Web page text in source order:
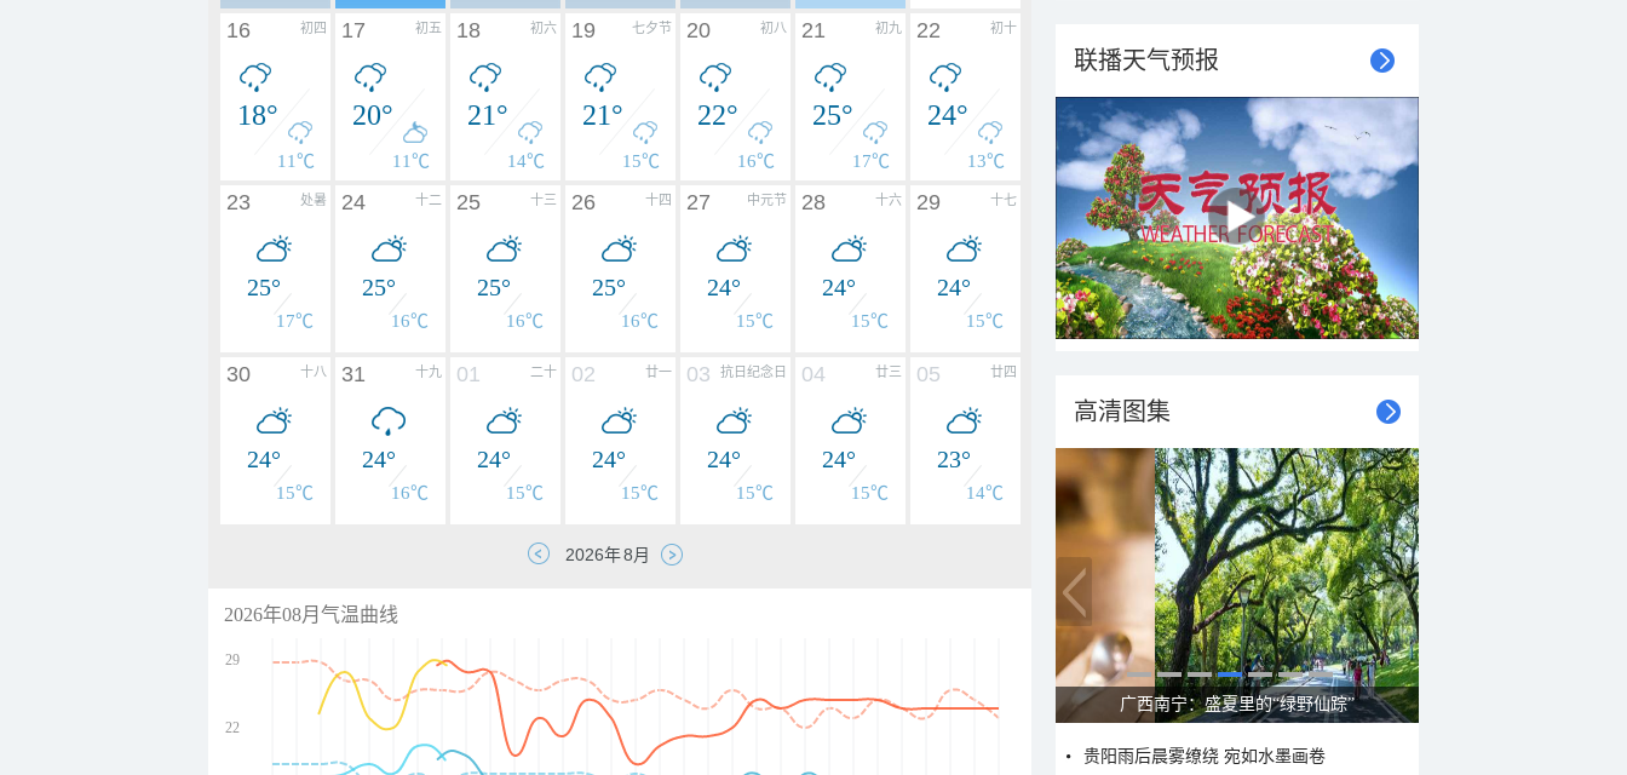
初四
16
18°
11℃
初五
17
20°
11℃
初六
18
21°
14℃
七夕节
19
21°
15℃
初八
20
22°
16℃
初九
21
25°
17℃
初十
22
24°
13℃
处暑
23
25°
17℃
十二
24
25°
16℃
十三
25
25°
16℃
十四
26
25°
16℃
中元节
27
24°
15℃
十六
28
24°
15℃
十七
29
24°
15℃
十八
30
24°
15℃
十九
31
24°
16℃
二十
01
24°
15℃
廿一
02
24°
15℃
抗日纪念日
03
24°
15℃
廿三
04
24°
15℃
廿四
05
23°
14℃
2026年08月气温曲线
29
22
联播天气预报
高清图集
广西南宁：盛夏里的“绿野仙踪”
贵阳雨后晨雾缭绕 宛如水墨画卷